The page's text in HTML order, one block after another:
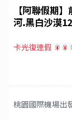
【阿聯假期
河.黑白沙漠
卡光復連假
桃園國際機場出